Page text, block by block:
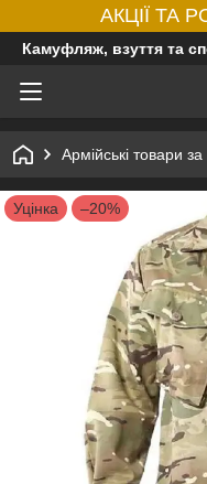
АКЦІЇ ТА
Камуфляж, взуття та
Армійські товари
Уцінка –20%